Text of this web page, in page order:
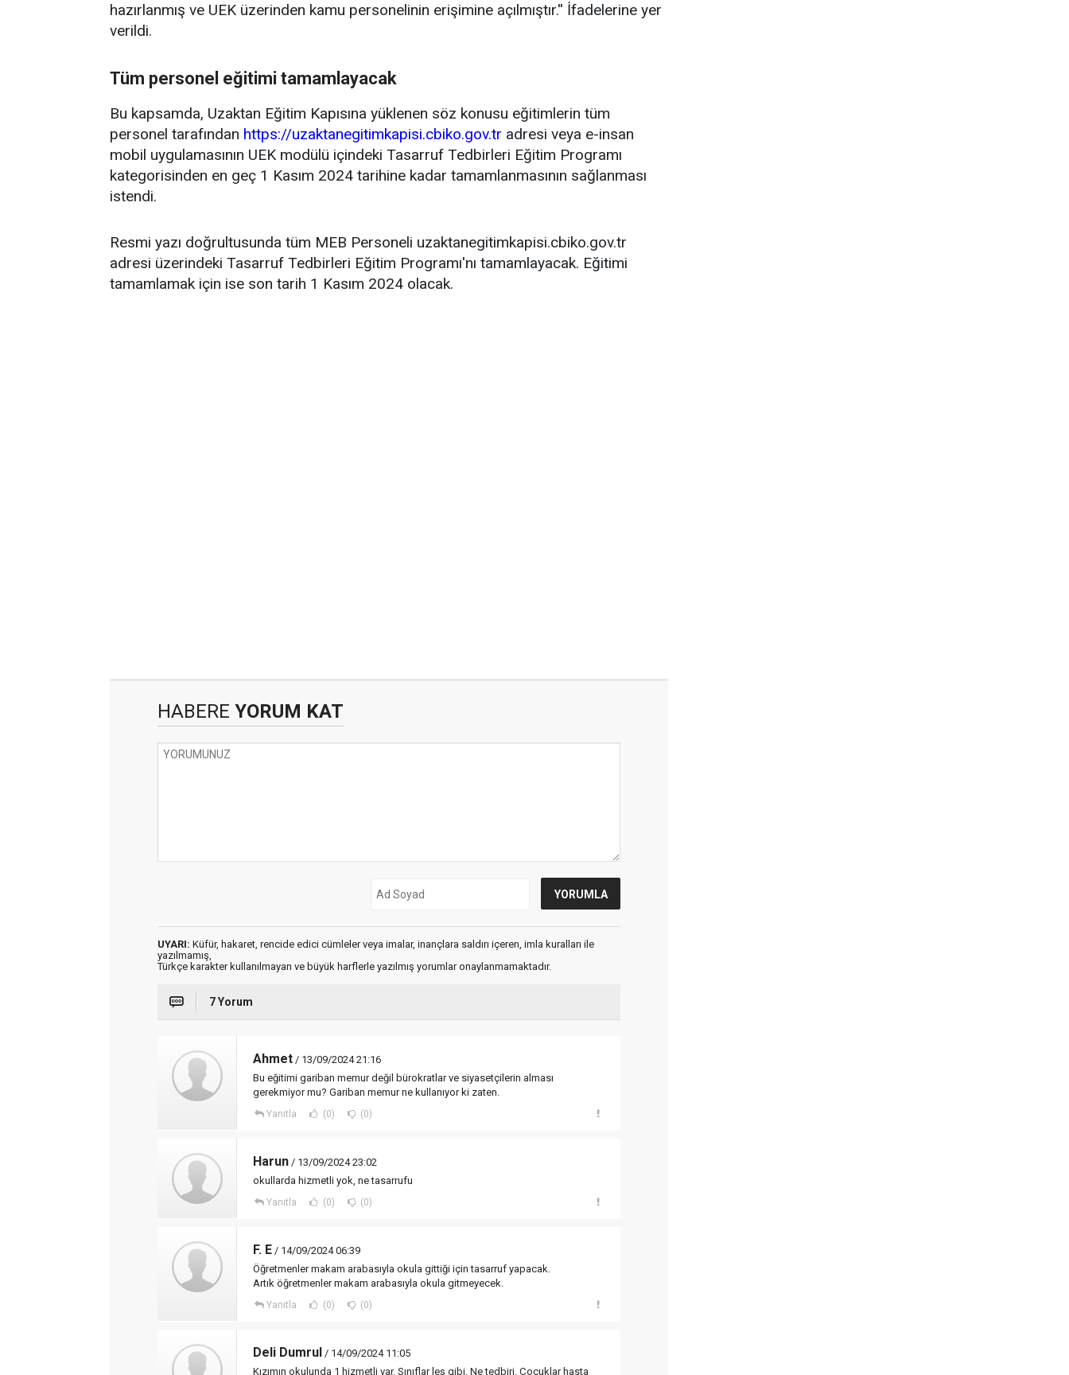
hazırlanmış ve UEK üzerinden kamu personelinin erişimine açılmıştır.'' İfadelerine yer
verildi.
Tüm personel eğitimi tamamlayacak
Bu kapsamda, Uzaktan Eğitim Kapısına yüklenen söz konusu eğitimlerin tüm
personel tarafından https://uzaktanegitimkapisi.cbiko.gov.tr adresi veya e-insan
mobil uygulamasının UEK modülü içindeki Tasarruf Tedbirleri Eğitim Programı
kategorisinden en geç 1 Kasım 2024 tarihine kadar tamamlanmasının sağlanması
istendi.
Resmi yazı doğrultusunda tüm MEB Personeli uzaktanegitimkapisi.cbiko.gov.tr
adresi üzerindeki Tasarruf Tedbirleri Eğitim Programı'nı tamamlayacak. Eğitimi
tamamlamak için ise son tarih 1 Kasım 2024 olacak.
HABERE YORUM KAT
UYARI: Küfür, hakaret, rencide edici cümleler veya imalar, inançlara saldırı içeren, imla kuralları ile
yazılmamış,
Türkçe karakter kullanılmayan ve büyük harflerle yazılmış yorumlar onaylanmamaktadır.
7 Yorum
Ahmet / 13/09/2024 21:16
Bu eğitimi gariban memur değil bürokratlar ve siyasetçilerin alması
gerekmiyor mu? Gariban memur ne kullanıyor ki zaten.
Yanıtla (0) (0)
Harun / 13/09/2024 23:02
okullarda hizmetli yok, ne tasarrufu
Yanıtla (0) (0)
F. E / 14/09/2024 06:39
Öğretmenler makam arabasıyla okula gittiği için tasarruf yapacak.
Artık öğretmenler makam arabasıyla okula gitmeyecek.
Yanıtla (0) (0)
Deli Dumrul / 14/09/2024 11:05
Kızımın okulunda 1 hizmetli var. Sınıflar leş gibi. Ne tedbiri. Çocuklar hasta